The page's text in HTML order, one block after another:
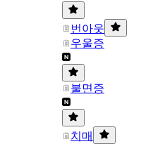
번아웃
우울증
불면증
치매